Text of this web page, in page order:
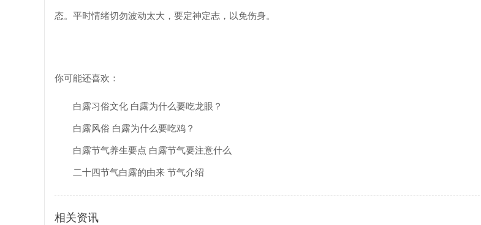
态。平时情绪切勿波动太大，要定神定志，以免伤身。
你可能还喜欢：
白露习俗文化 白露为什么要吃龙眼？
白露风俗 白露为什么要吃鸡？
白露节气养生要点 白露节气要注意什么
二十四节气白露的由来 节气介绍
相关资讯